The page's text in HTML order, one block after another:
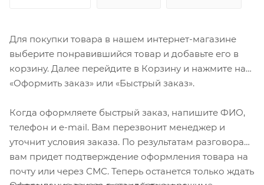
Для покупки товара в нашем интернет-магазине
выберите понравившийся товар и добавьте его в
корзину. Далее перейдите в Корзину и нажмите на
«Оформить заказ» или «Быстрый заказ».
Когда оформляете быстрый заказ, напишите ФИО,
телефон и e-mail. Вам перезвонит менеджер и
уточнит условия заказа. По результатам разговора
вам придет подтверждение оформления товара на
почту или через СМС. Теперь останется только ждать